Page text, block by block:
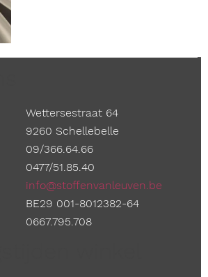
Wettersestraat 64
9260 Schellebelle
09/366.64.66
0477/51.85.40
info@stoffenvanleuven.be
BE29 001-8012382-64
0667.795.708